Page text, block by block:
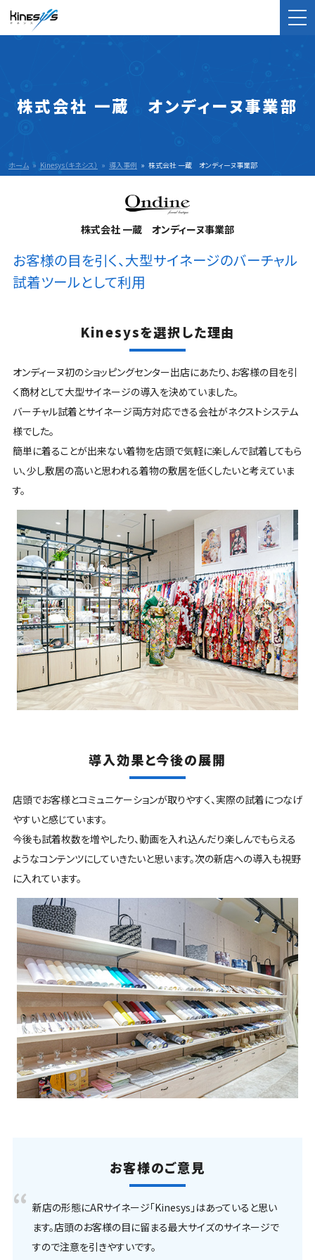
ホーム Kinesys（キネシス） 導入事例 株式会社 一蔵 オンディーヌ事業部
株式会社 一蔵 オンディーヌ事業部
株式会社 一蔵 オンディーヌ事業部
お客様の目を引く、大型サイネージのバーチャル
試着ツールとして利用
Kinesysを選択した理由
オンディーヌ初のショッピングセンター出店にあたり、お客様の目を引
く商材として大型サイネージの導入を決めていました。
バーチャル試着とサイネージ両方対応できる会社がネクストシステム
様でした。
簡単に着ることが出来ない着物を店頭で気軽に楽しんで試着してもら
い、少し敷居の高いと思われる着物の敷居を低くしたいと考えていま
す。
導入効果と今後の展開
店頭でお客様とコミュニケーションが取りやすく、実際の試着につなげ
やすいと感じています。
今後も試着枚数を増やしたり、動画を入れ込んだり楽しんでもらえる
ようなコンテンツにしていきたいと思います。次の新店への導入も視野
に入れています。
お客様のご意見
新店の形態にARサイネージ「Kinesys」はあっていると思い
ます。店頭のお客様の目に留まる最大サイズのサイネージで
すので注意を引きやすいです。